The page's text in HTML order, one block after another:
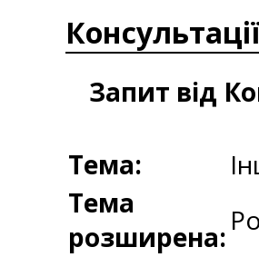
Запит від
Тема:
Тема
розширена: